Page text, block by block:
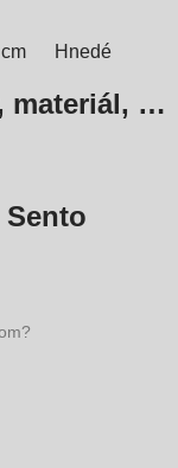
Hnedé
materiál, …